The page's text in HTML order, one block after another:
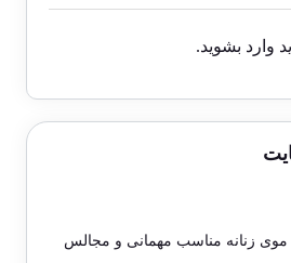
وارد بشوید.